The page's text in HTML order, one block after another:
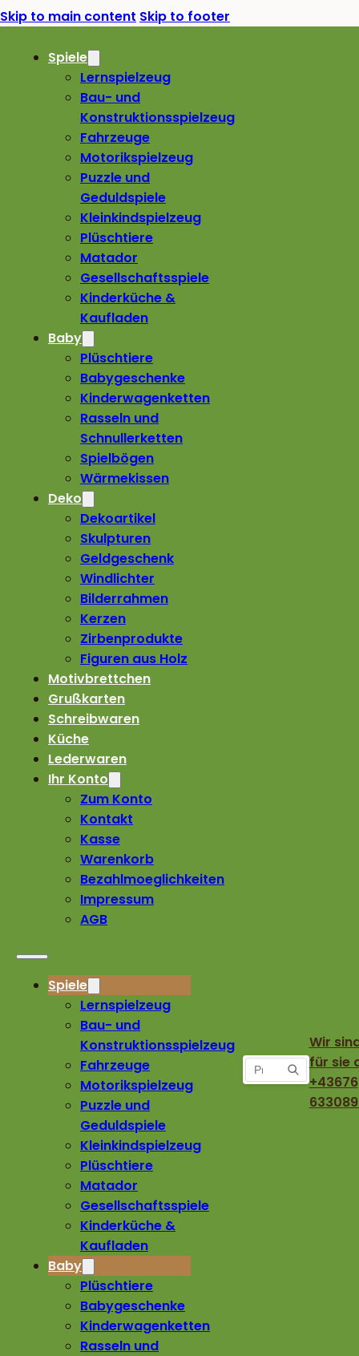
Skip to main content Skip to footer
Spiele
Lernspielzeug
Bau- und
Konstruktionsspielzeug
Fahrzeuge
Motorikspielzeug
Puzzle und
Geduldspiele
Kleinkindspielzeug
Plüschtiere
Matador
Gesellschaftsspiele
Kinderküche &
Kaufladen
Baby
Plüschtiere
Babygeschenke
Kinderwagenketten
Rasseln und
Schnullerketten
Spielbögen
Wärmekissen
Deko
Dekoartikel
Skulpturen
Geldgeschenk
Windlichter
Bilderrahmen
Kerzen
Zirbenprodukte
Figuren aus Holz
Motivbrettchen
Grußkarten
Schreibwaren
Küche
Lederwaren
Ihr Konto
Zum Konto
Kontakt
Kasse
Warenkorb
Bezahlmoeglichkeiten
Impressum
AGB
Spiele
Lernspielzeug
Bau- und
Konstruktionsspielzeug
Fahrzeuge
Motorikspielzeug
Puzzle und
Geduldspiele
Kleinkindspielzeug
Plüschtiere
Matador
Gesellschaftsspiele
Kinderküche &
Kaufladen
Baby
Plüschtiere
Babygeschenke
Kinderwagenketten
Rasseln und
Wir
für sie
+43676